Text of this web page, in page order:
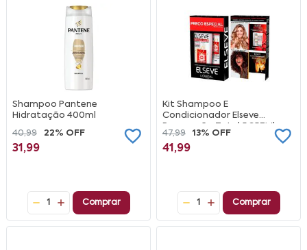
Shampoo Pantene
Hidratação 400ml
40,99
22% OFF
31,99
1 Comprar
Kit Shampoo E
Condicionador Elseve
Reparação Total 5 357Ml
170Ml
47,99 13% OFF
41,99
1 Comprar